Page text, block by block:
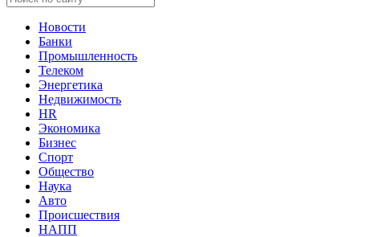
Новости
Банки
Промышленность
Телеком
Энергетика
Недвижимость
HR
Экономика
Бизнес
Спорт
Общество
Наука
Авто
Происшествия
НАПП